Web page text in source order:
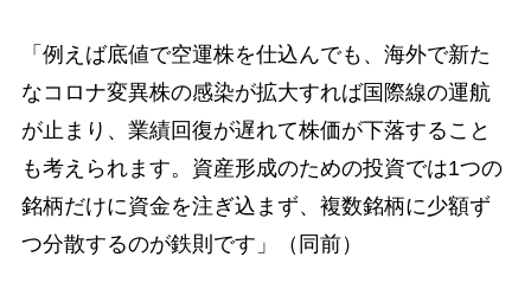
「例えば底値で空運株を仕込んでも、海外で新た
なコロナ変異株の感染が拡大すれば国際線の運航
が止まり、業績回復が遅れて株価が下落すること
も考えられます。資産形成のための投資では1つの
銘柄だけに資金を注ぎ込まず、複数銘柄に少額ず
つ分散するのが鉄則です」（同前）